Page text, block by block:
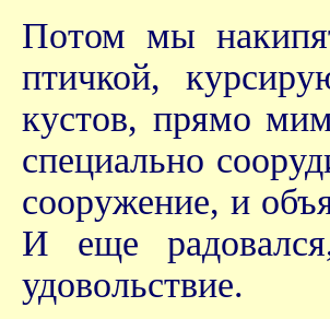
Потом мы
птичкой,
кустов, прямо
специально
сооружение, и
И еще
удовольствие.